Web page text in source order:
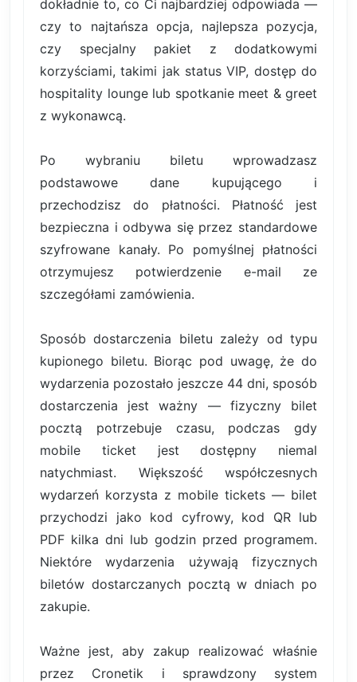
dokładnie to, co Ci najbardziej odpowiada —
czy to najtańsza opcja, najlepsza pozycja,
czy specjalny pakiet z dodatkowymi
korzyściami, takimi jak status VIP, dostęp do
hospitality lounge lub spotkanie meet & greet
z wykonawcą.
Po wybraniu biletu wprowadzasz
podstawowe dane kupującego i
przechodzisz do płatności. Płatność jest
bezpieczna i odbywa się przez standardowe
szyfrowane kanały. Po pomyślnej płatności
otrzymujesz potwierdzenie e-mail ze
szczegółami zamówienia.
Sposób dostarczenia biletu zależy od typu
kupionego biletu. Biorąc pod uwagę, że do
wydarzenia pozostało jeszcze 44 dni, sposób
dostarczenia jest ważny — fizyczny bilet
pocztą potrzebuje czasu, podczas gdy
mobile ticket jest dostępny niemal
natychmiast. Większość współczesnych
wydarzeń korzysta z mobile tickets — bilet
przychodzi jako kod cyfrowy, kod QR lub
PDF kilka dni lub godzin przed programem.
Niektóre wydarzenia używają fizycznych
biletów dostarczanych pocztą w dniach po
zakupie.
Ważne jest, aby zakup realizować właśnie
przez Cronetik i sprawdzony system